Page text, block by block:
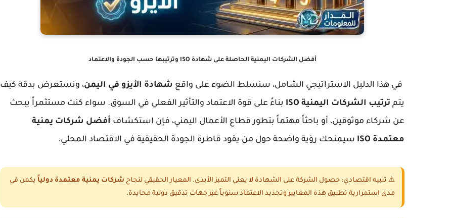
أفضل الشركات اليمنية الحاصلة على شهادة ISO وترتيبها حسب الجودة والاعتماد
في هذا الدليل الاستراتيجي الشامل، سنسلط الضوء على واقع شهادة الأيزو في اليمن، ونستعرض بدقة كيف
يتم ترتيب الشركات اليمنية ISO
بناءً على قوة الاعتماد والتأثير الفعلي في السوق. سواء كنت مستثمراً يبحث
عن شركاء موثوقين، أو باحثاً مهتماً بتطور قطاع الأعمال اليمني، فإن استكشاف أفضل شركات يمنية
معتمدة ISO
سيمنحك رؤية واضحة حول من يقود قاطرة الجودة الحقيقية في الاقتصاد المحلي.
⚠️ تنبيه اقتصادي: حصول الشركة على الشهادة لا يعني التميز الأبدي. المعيار الحقيقي لنجاح شركات يمنية معتمدة دولياً يكمن في
مدى استمرارية تطبيق هذه المعايير وتجديد الاعتماد سنوياً عبر جهات تدقيق دولية محايدة.